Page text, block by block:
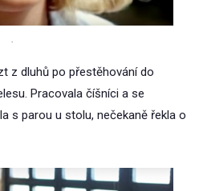
.
z dluhů po přestěhování do
Pracovala číšníci a se
s parou u stolu, nečekaně řekla o